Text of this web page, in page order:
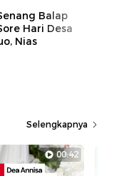
Balap
Hari Desa
Nias
Selengkapnya
00:42